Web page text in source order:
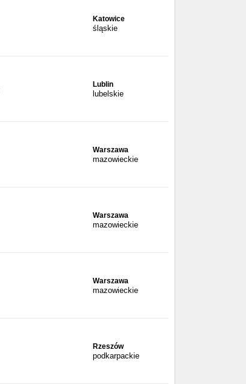
Katowice
śląskie
Lublin
lubelskie
Warszawa
mazowieckie
Warszawa
mazowieckie
Warszawa
mazowieckie
Rzeszów
podkarpackie